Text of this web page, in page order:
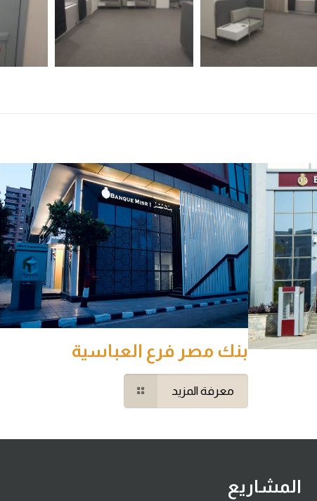
بنك مصر فرع العباسية
معرفة المزيد
المشاريع